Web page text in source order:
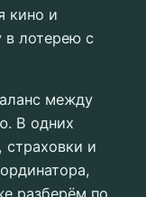
кино и
в лотерею с
между
В одних
и